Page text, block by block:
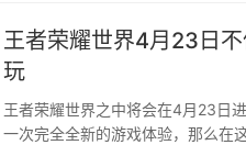
王者荣耀世界4月23日
玩
王者荣耀世界之中将会在4月23日
一次完全全新的游戏体验，那么在